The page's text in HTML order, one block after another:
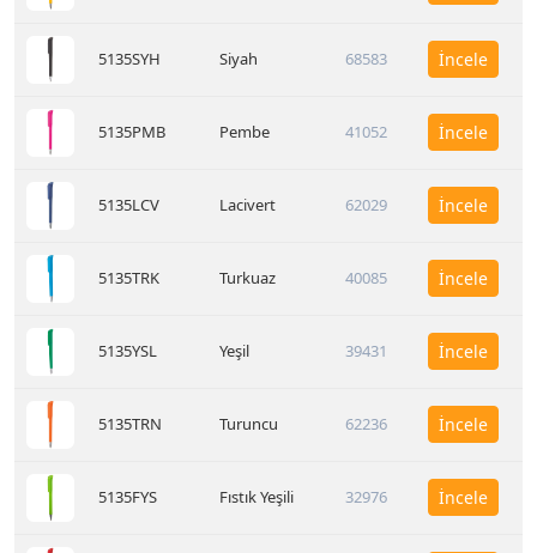
5135SYH Siyah 68583 İncele
5135PMB Pembe 41052 İncele
5135LCV Lacivert 62029 İncele
5135TRK Turkuaz 40085 İncele
5135YSL Yeşil 39431 İncele
5135TRN Turuncu 62236 İncele
5135FYS Fıstık Yeşili 32976 İncele